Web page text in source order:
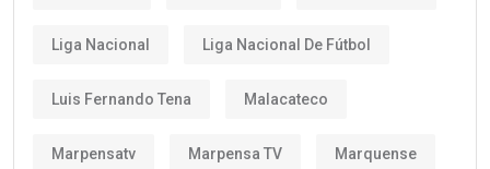
Liga Nacional Liga Nacional De Fútbol
Luis Fernando Tena Malacateco
Marpensatv Marpensa TV Marquense